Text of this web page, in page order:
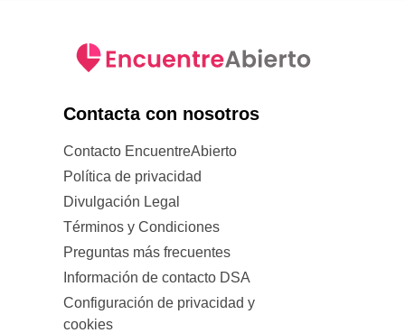
Contacta con nosotros
Contacto EncuentreAbierto
Política de privacidad
Divulgación Legal
Términos y Condiciones
Preguntas más frecuentes
Información de contacto DSA
Configuración de privacidad y
cookies